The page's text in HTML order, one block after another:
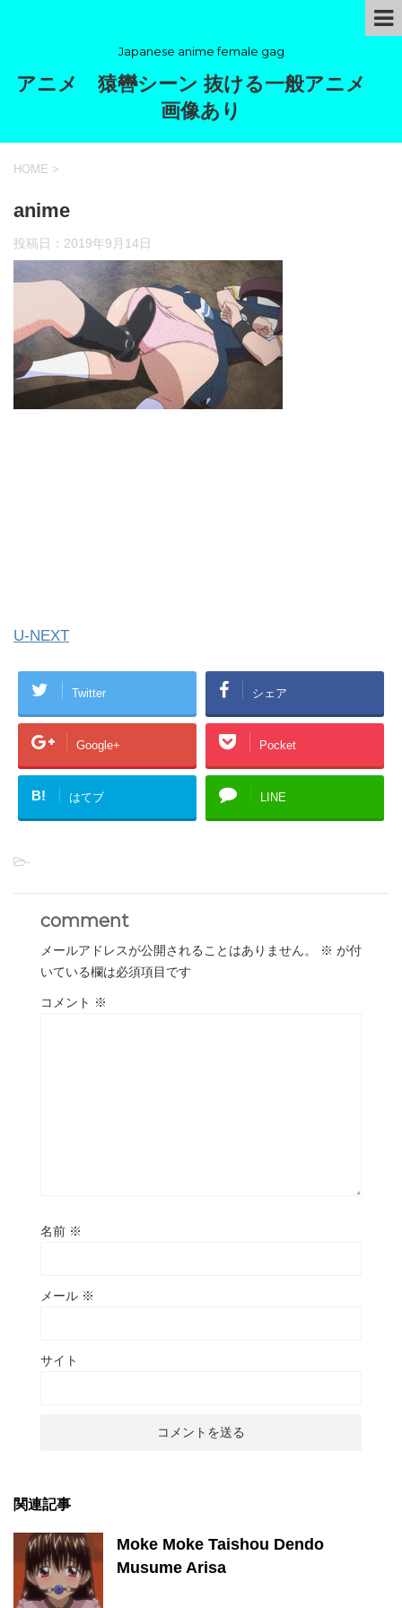
Japanese anime female gag
アニメ 猿轡シーン 抜ける一般アニメ
画像あり
HOME >
anime
投稿日： 2019年9月14日
U-NEXT
Twitter シェア
Google+ Pocket
B! はてブ LINE
-
comment
メールアドレスが公開されることはありません。 ※ が付
いている欄は必須項目です
コメント ※
名前 ※
メール ※
サイト
関連記事
Moke Moke Taishou Dendo
Musume Arisa